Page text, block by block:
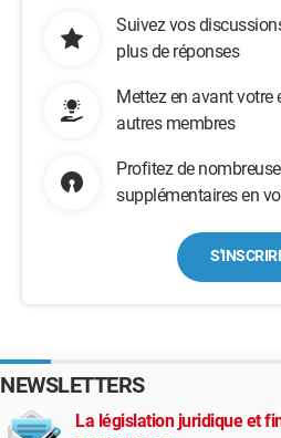
Suivez vos
plus de réponses
Mettez en avant votre
autres membres
Profitez de
supplémentaires en
NEWSLETTERS
La législation juridique et